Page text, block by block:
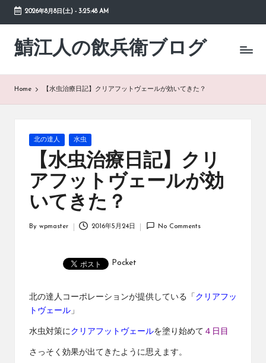
Skip
content
2026年8月8日(土)- 3:25:48 AM
鯖江人の飲兵衛ブログ
日々
の
Home 【水虫治療日記】クリアフットヴェールが効いてきた？
Posted
北の達人 水虫
【水虫治療日記】クリ
アフットヴェールが効
いてきた？
By wpmaster 2016年5月24日 No Comments
Pocket
北の達人コーポレーションが提供している「 クリアフッ
トヴェール 」
水虫対策にクリアフットヴェールを塗り始めて ４日目
さっそく効果が出てきたように思えます。